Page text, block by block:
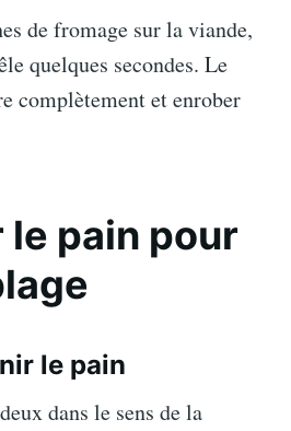
de fromage sur la viande,
quelques secondes. Le
complètement et enrober
le pain pour
le pain
dans le sens de la